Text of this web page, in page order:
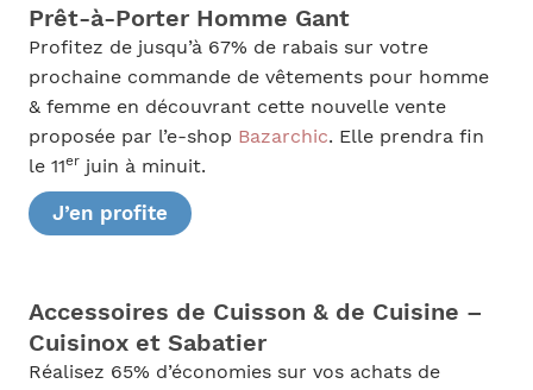
Prêt-à-Porter Homme Gant
Profitez de jusqu’à 67% de rabais sur votre
prochaine commande de vêtements pour homme
& femme en découvrant cette nouvelle vente
proposée par l’e-shop Bazarchic. Elle prendra fin
le 11erjuin à minuit.
J’en profite
Accessoires de Cuisson & de Cuisine –
Cuisinox et Sabatier
Réalisez 65% d’économies sur vos achats de